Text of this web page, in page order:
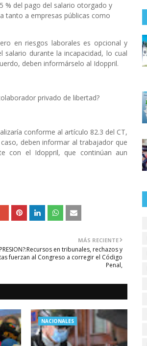
% del pago del salario otorgado y
tanto a empresas públicas como
en riesgos laborales es opcional y
salario durante la incapacidad, lo cual
deben informárselo al Idoppril.
privado de libertad?
conforme al artículo 82.3 del CT,
deben informar al trabajador que
con el Idoppril, que continúan aun
MÁS RECIENTE
en tribunales, rechazos y
fuerzan al Congreso a corregir el Código
Penal,
NACIONALES